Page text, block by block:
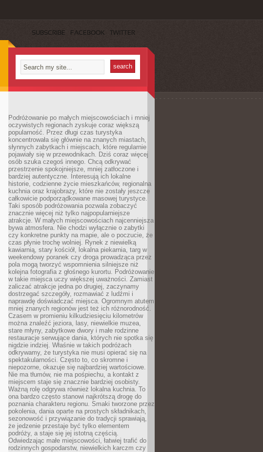
SUBSCRIBE FACEBOOK TWITTER
Podróżowanie po małych miejscowościach i mniej
oczywistych regionach zyskuje coraz większą
popularność. Przez długi czas turystyka
koncentrowała się głównie na znanych miastach,
słynnych zabytkach i miejscach, które regularnie
pojawiały się w przewodnikach. Dziś coraz więcej
osób szuka czegoś innego. Chcą odkrywać
przestrzenie spokojniejsze, mniej zatłoczone i
bardziej autentyczne. Interesują ich lokalne
historie, codzienne życie mieszkańców, regionalna
kuchnia oraz krajobrazy, które nie zostały jeszcze
całkowicie podporządkowane masowej turystyce.
Taki sposób podróżowania pozwala zobaczyć
znacznie więcej niż tylko najpopularniejsze
atrakcje. W małych miejscowościach najcenniejsza
bywa atmosfera. Nie chodzi wyłącznie o zabytki
czy konkretne punkty na mapie, ale o poczucie, że
czas płynie trochę wolniej. Rynek z niewielką
kawiarnią, stary kościół, lokalna piekarnia, targ w
weekendowy poranek czy droga prowadząca przez
pola mogą tworzyć wspomnienia silniejsze niż
kolejna fotografia z głośnego kurortu. Podróżowanie
w takie miejsca uczy większej uważności. Zamiast
zaliczać atrakcje jedna po drugiej, zaczynamy
dostrzegać szczegóły, rozmawiać z ludźmi i
naprawdę doświadczać miejsca. Ogromnym atutem
mniej znanych regionów jest też ich różnorodność.
Czasem w promieniu kilkudziesięciu kilometrów
można znaleźć jeziora, lasy, niewielkie muzea,
stare młyny, zabytkowe dwory i małe rodzinne
restauracje serwujące dania, których nie spotka się
nigdzie indziej. Właśnie w takich podróżach
odkrywamy, że turystyka nie musi opierać się na
spektakularności. Często to, co skromne i
niepozorne, okazuje się najbardziej wartościowe.
Nie ma tłumów, nie ma pośpiechu, a kontakt z
miejscem staje się znacznie bardziej osobisty.
Ważną rolę odgrywa również lokalna kuchnia. To
ona bardzo często stanowi najkrótszą drogę do
poznania charakteru regionu. Smaki tworzone przez
pokolenia, dania oparte na prostych składnikach,
sezonowość i przywiązanie do tradycji sprawiają,
że jedzenie przestaje być tylko elementem
podróży, a staje się jej istotną częścią.
Odwiedzając małe miejscowości, łatwiej trafić do
rodzinnych gospodarstw, niewielkich karczm czy